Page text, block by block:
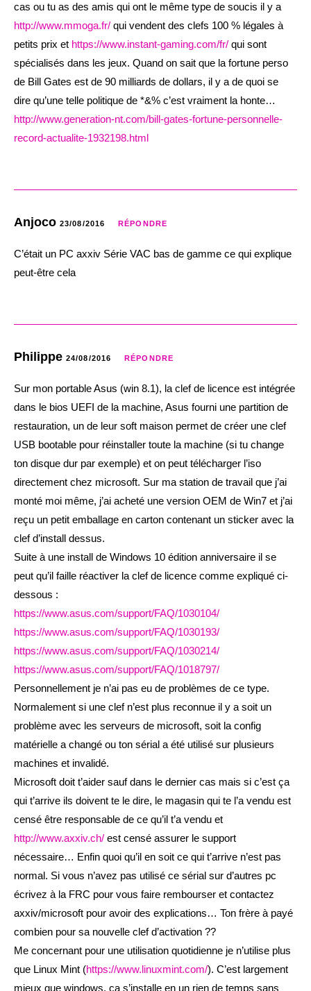
cas ou tu as des amis qui ont le même type de soucis il y a
http://www.mmoga.fr/ qui vendent des clefs 100 % légales à
petits prix et https://www.instant-gaming.com/fr/ qui sont
spécialisés dans les jeux. Quand on sait que la fortune perso
de Bill Gates est de 90 milliards de dollars, il y a de quoi se
dire qu’une telle politique de *&% c’est vraiment la honte…
http://www.generation-nt.com/bill-gates-fortune-personnelle-
record-actualite-1932198.html
Anjoco 23/08/2016 RÉPONDRE
C’était un PC axxiv Série VAC bas de gamme ce qui explique
peut-être cela
Philippe 24/08/2016 RÉPONDRE
Sur mon portable Asus (win 8.1), la clef de licence est intégrée
dans le bios UEFI de la machine, Asus fourni une partition de
restauration, un de leur soft maison permet de créer une clef
USB bootable pour réinstaller toute la machine (si tu change
ton disque dur par exemple) et on peut télécharger l’iso
directement chez microsoft. Sur ma station de travail que j’ai
monté moi même, j’ai acheté une version OEM de Win7 et j’ai
reçu un petit emballage en carton contenant un sticker avec la
clef d’install dessus.
Suite à une install de Windows 10 édition anniversaire il se
peut qu’il faille réactiver la clef de licence comme expliqué ci-
dessous :
https://www.asus.com/support/FAQ/1030104/
https://www.asus.com/support/FAQ/1030193/
https://www.asus.com/support/FAQ/1030214/
https://www.asus.com/support/FAQ/1018797/
Personnellement je n’ai pas eu de problèmes de ce type.
Normalement si une clef n’est plus reconnue il y a soit un
problème avec les serveurs de microsoft, soit la config
matérielle a changé ou ton sérial a été utilisé sur plusieurs
machines et invalidé.
Microsoft doit t’aider sauf dans le dernier cas mais si c’est ça
qui t’arrive ils doivent te le dire, le magasin qui te l’a vendu est
censé être responsable de ce qu’il t’a vendu et
http://www.axxiv.ch/ est censé assurer le support
nécessaire… Enfin quoi qu’il en soit ce qui t’arrive n’est pas
normal. Si vous n’avez pas utilisé ce sérial sur d’autres pc
écrivez à la FRC pour vous faire rembourser et contactez
axxiv/microsoft pour avoir des explications… Ton frère à payé
combien pour sa nouvelle clef d’activation ??
Me concernant pour une utilisation quotidienne je n’utilise plus
que Linux Mint (https://www.linuxmint.com/). C’est largement
mieux que windows, ça s’installe en un rien de temps sans